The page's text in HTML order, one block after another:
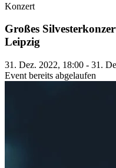
Konzert
Großes
Leipzig
31. Dez. 2022, 18:00 - 31.
Event bereits abgelaufen